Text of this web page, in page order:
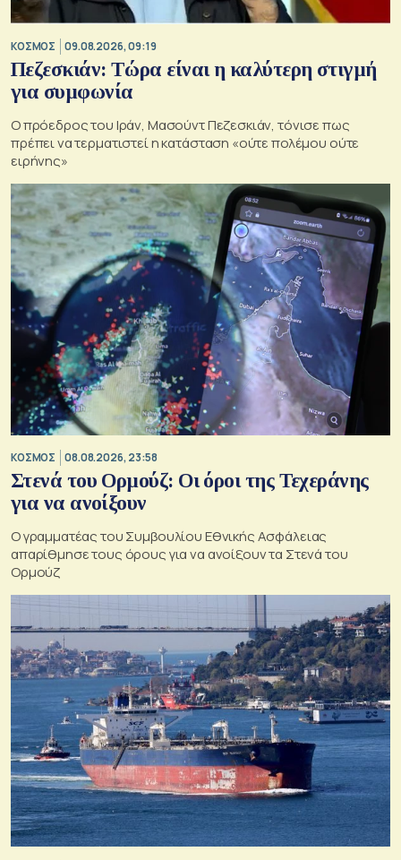
ΚΟΣΜΟΣ 09.08.2026, 09:19
Πεζεσκιάν: Τώρα είναι η καλύτερη στιγμή
για συμφωνία
Ο πρόεδρος του Ιράν, Μασούντ Πεζεσκιάν, τόνισε πως
πρέπει να τερματιστεί η κατάσταση «ούτε πολέμου ούτε
ειρήνης»
ΚΟΣΜΟΣ 08.08.2026, 23:58
Στενά του Ορμούζ: Οι όροι της Τεχεράνης
για να ανοίξουν
Ο γραμματέας του Συμβουλίου Εθνικής Ασφάλειας
απαρίθμησε τους όρους για να ανοίξουν τα Στενά του
Ορμούζ